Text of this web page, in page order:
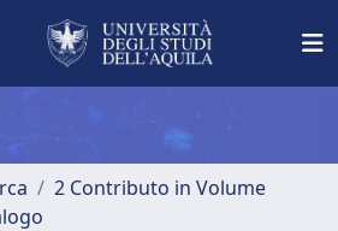
2 Contributo in Volume